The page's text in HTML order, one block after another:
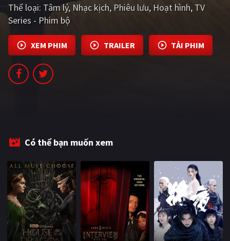
CẬP NHẬT
PHIM MỚI
PHIM BỘ
PHIM LẺ
BLOG
Thể loại: Tâm lý Nhạc kịch Phiêu lưu Hoạt hình TV
Series - Phim bộ
XEM PHIM TRAILER TẢI PHIM
Có thể bạn muốn xem